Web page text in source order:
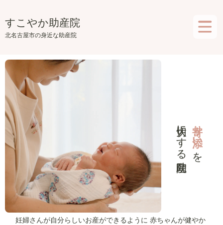
the
content
すこやか助産院
北名古屋市の身近な助産院
寄り添い
を
大切にする助産院
妊婦さんが自分らしいお産ができるように赤ちゃんが健やか